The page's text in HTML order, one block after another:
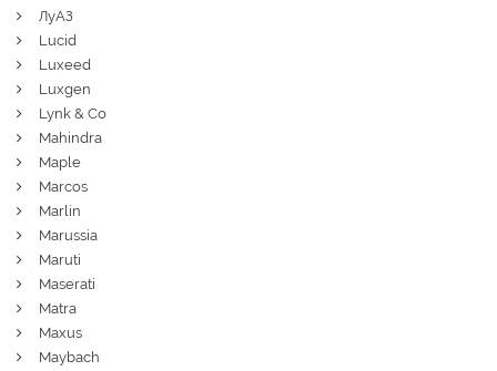
ЛуАЗ
Lucid
Luxeed
Luxgen
Lynk & Co
Mahindra
Maple
Marcos
Marlin
Marussia
Maruti
Maserati
Matra
Maxus
Maybach